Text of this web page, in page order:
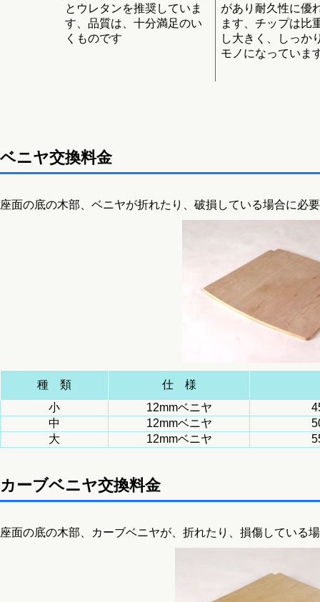
とウレタンを推奨していま
す、品質は、十分満足のい
くものです
があり耐久性に優
ます、チップは比
し大きく、しっか
モノになっていま
ベニヤ交換料金
座面の底の木部、ベニヤが折れたり、破損している場合に必
種 類
仕 様
小
12mmベニヤ
中
12mmベニヤ
大
12mmベニヤ
カーブベニヤ交換料金
座面の底の木部、カーブベニヤが、折れたり、損傷している